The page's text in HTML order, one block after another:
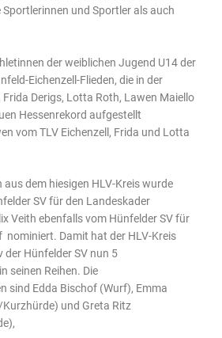
und Sportler als auch
der weiblichen Jugend U14 der
Eichenzell-Flieden, die in der
Derigs, Lotta Roth, Lawen Maiello
Hessenrekord aufgestellt
vom TLV Eichenzell, Frida und Lotta
dem hiesigen HLV-Kreis wurde
SV für den Landeskader
Veith ebenfalls vom Hünfelder SV für
nominiert. Damit hat der HLV-Kreis
der Hünfelder SV nun 5
seinen Reihen. Die
sind Edda Bischof (Wurf), Emma
und Greta Ritz